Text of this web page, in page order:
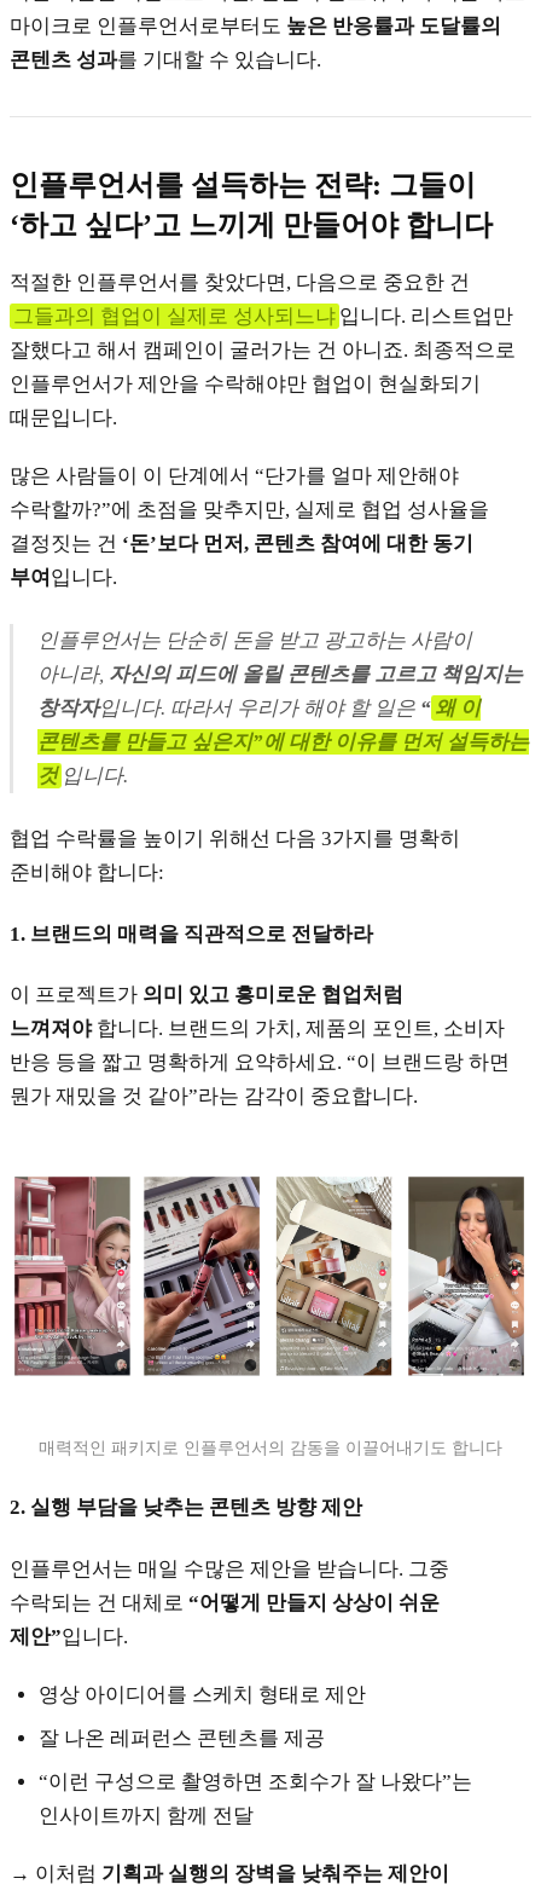
마이크로 인플루언서로부터도 높은 반응률과 도달률의
콘텐츠 성과를 기대할 수 있습니다.
인플루언서를 설득하는 전략: 그들이
‘하고 싶다’고 느끼게 만들어야 합니다
적절한 인플루언서를 찾았다면, 다음으로 중요한 건
그들과의 협업이 실제로 성사되느냐 입니다. 리스트업만
잘했다고 해서 캠페인이 굴러가는 건 아니죠. 최종적으로
인플루언서가 제안을 수락해야만 협업이 현실화되기
때문입니다.
많은 사람들이 이 단계에서 “단가를 얼마 제안해야
수락할까?”에 초점을 맞추지만, 실제로 협업 성사율을
결정짓는 건 ‘돈’보다 먼저, 콘텐츠 참여에 대한 동기
부여 입니다.
인플루언서는 단순히 돈을 받고 광고하는 사람이
아니라, 자신의 피드에 올릴 콘텐츠를 고르고 책임지는
창작자입니다. 따라서 우리가 해야 할 일은 “ 왜 이
콘텐츠를 만들고 싶은지”에 대한 이유를 먼저 설득하는
것 입니다.
협업 수락률을 높이기 위해선 다음 3가지를 명확히
준비해야 합니다:
1. 브랜드의 매력을 직관적으로 전달하라
이 프로젝트가 의미 있고 흥미로운 협업처럼
느껴져야합니다. 브랜드의 가치, 제품의 포인트, 소비자
반응 등을 짧고 명확하게 요약하세요. “이 브랜드랑 하면
뭔가 재밌을 것 같아”라는 감각이 중요합니다.
매력적인 패키지로 인플루언서의 감동을 이끌어내기도 합니다
2. 실행 부담을 낮추는 콘텐츠 방향 제안
인플루언서는 매일 수많은 제안을 받습니다. 그중
수락되는 건 대체로 “어떻게 만들지 상상이 쉬운
제안”입니다.
영상 아이디어를 스케치 형태로 제안
잘 나온 레퍼런스 콘텐츠를 제공
“이런 구성으로 촬영하면 조회수가 잘 나왔다”는
인사이트까지 함께 전달
→ 이처럼 기획과 실행의 장벽을 낮춰주는 제안이